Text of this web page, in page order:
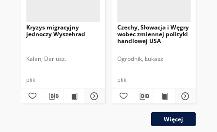
Kryzys migracyjny
jednoczy Wyszehrad
Kałan, Dariusz.
plik
Czechy, Słowacja i Węgry
wobec zmiennej polityki
handlowej USA
Ogrodnik, Łukasz.
plik
Więcej